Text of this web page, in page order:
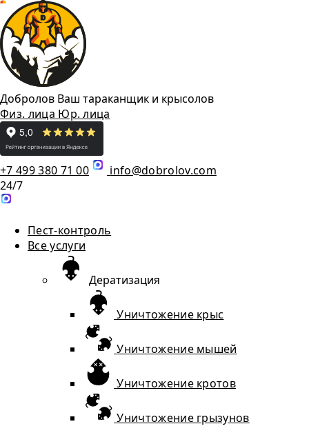
Добролов Ваш тараканщик и крысолов
Физ. лица Юр. лица
+7 499 380 71 00
info@dobrolov.com
24/7
Пест-контроль
Все услуги
Дератизация
Уничтожение крыс
Уничтожение мышей
Уничтожение кротов
Уничтожение грызунов